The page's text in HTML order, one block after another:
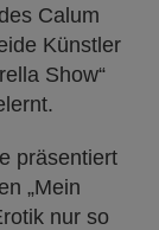
Calum
Künstler
Show“
präsentiert
„Mein
nur so